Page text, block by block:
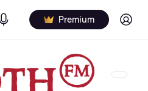
Podcasts Premium Log in